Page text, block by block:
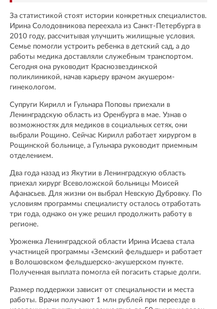
За статистикой стоят истории конкретных специалистов.
Ирина Солодовникова переехала из Санкт-Петербурга в
2010 году, рассчитывая улучшить жилищные условия.
Семье помогли устроить ребенка в детский сад, а до
работы медика доставляли служебным транспортом.
Сегодня она руководит Краснозвездинской
поликлиникой, начав карьеру врачом акушером-
гинекологом.
Супруги Кирилл и Гульнара Поповы приехали в
Ленинградскую область из Оренбурга в мае. Узнав о
возможностях для медиков в социальных сетях, они
выбрали Рощино. Сейчас Кирилл работает хирургом в
Рощинской больнице, а Гульнара руководит приемным
отделением.
Два года назад из Якутии в Ленинградскую область
приехал хирург Всеволожской больницы Моисей
Афанасьев. Для жизни он выбрал Невскую Дубровку. По
условиям программы специалисту осталось отработать
три года, однако он уже решил продолжить работу в
регионе.
Уроженка Ленинградской области Ирина Исаева стала
участницей программы «Земский фельдшер» и работает
в Волошовском фельдшерско-акушерском пункте.
Полученная выплата помогла ей погасить старые долги.
Размер поддержки зависит от специальности и места
работы. Врачи получают 1 млн рублей при переезде в